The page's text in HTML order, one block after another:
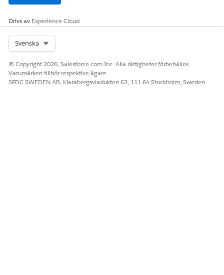
Drivs av Experience Cloud
Svenska
© Copyright 2026, Salesforce.com Inc. Alla rättigheter förbehålles.
Varumärken tillhör respektive ägare.
SFDC SWEDEN AB, Klarabergsviadukten 63, 111 64 Stockholm, Sweden